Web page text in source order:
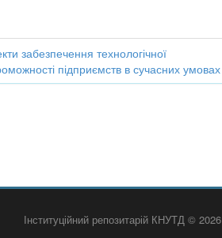
забезпечення технологічної
підприємств в сучасних умовах
Інституційний репозитарій КНУТД © 2026